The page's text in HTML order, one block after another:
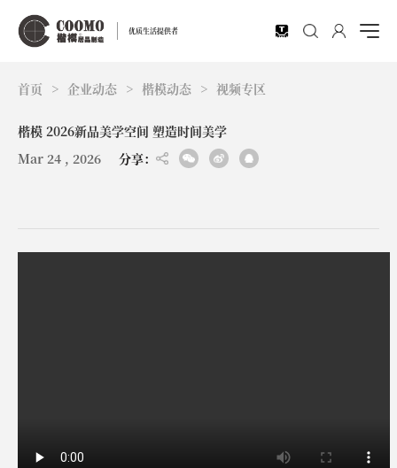
优质生活提供者
首页 > 企业动态 > 楷模动态 > 视频专区
楷模 2026新品美学空间 塑造时间美学
Mar 24 , 2026
分享：